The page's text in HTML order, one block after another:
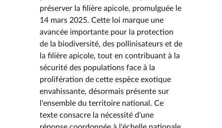
préserver la filière apicole, promulguée le
14 mars 2025. Cette loi marque une
avancée importante pour la protection
de la biodiversité, des pollinisateurs et de
la filière apicole, tout en contribuant à la
sécurité des populations face à la
prolifération de cette espèce exotique
envahissante, désormais présente sur
l'ensemble du territoire national. Ce
texte consacre la nécessité d'une